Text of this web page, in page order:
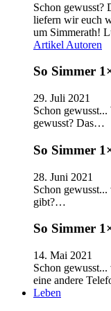
Schon gewusst?
liefern wir euch
um Simmerath!
Artikel Autoren
So Simmer
29. Juli 2021
Schon
gewusst? Das…
So Simmer
28. Juni 2021
Schon
gibt?…
So Simmer
14. Mai 2021
Schon
eine andere
Leben